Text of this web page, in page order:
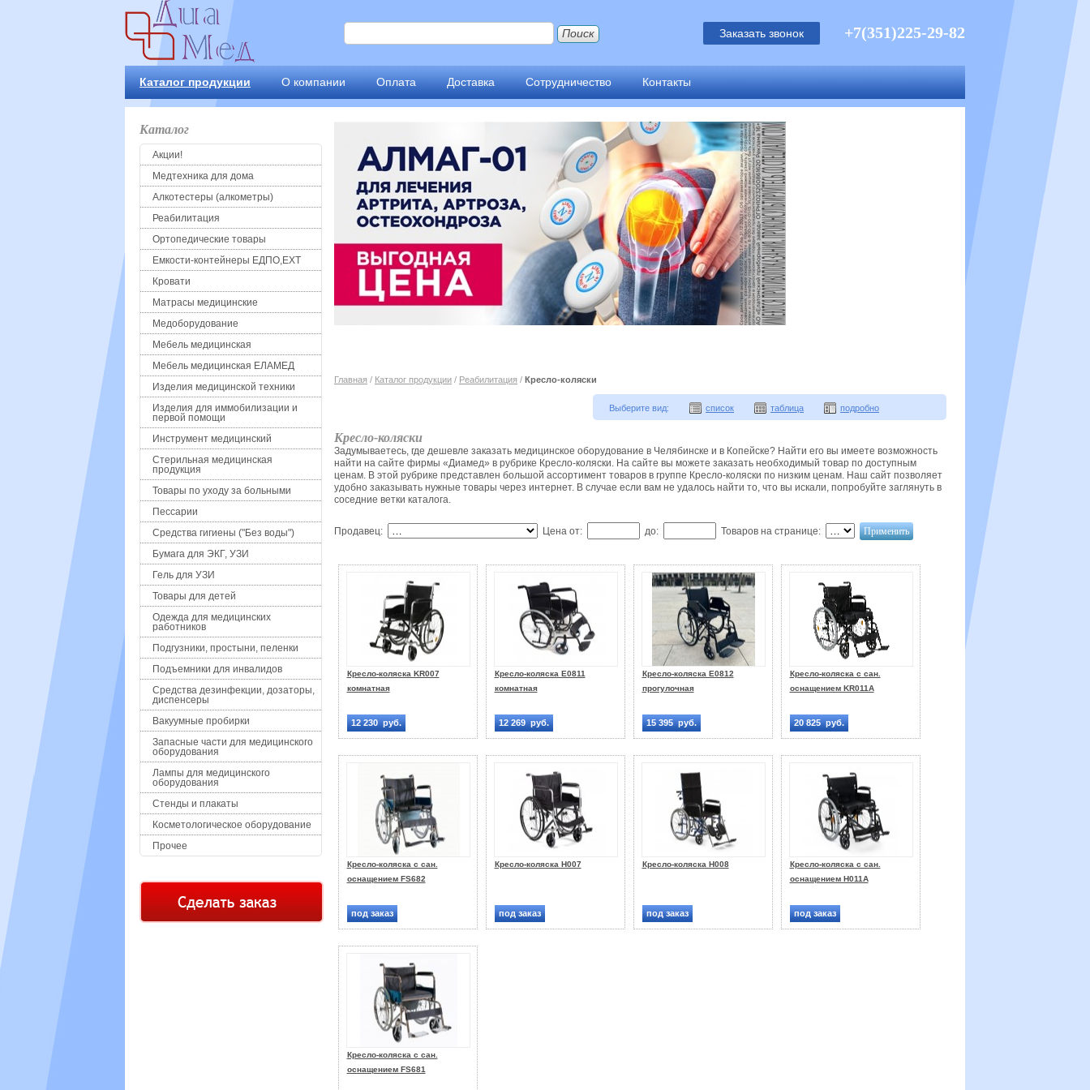
+7(351)225-29-82
Заказать звонок
Каталог продукции О компании Оплата Доставка Сотрудничество Контакты
Каталог
Акции!
Медтехника для дома
Алкотестеры (алкометры)
Реабилитация
Ортопедические товары
Емкости-контейнеры ЕДПО,ЕХТ
Кровати
Матрасы медицинские
Медоборудование
Мебель медицинская
Мебель медицинская ЕЛАМЕД
Изделия медицинской техники
Изделия для иммобилизации и
первой помощи
Инструмент медицинский
Стерильная медицинская
продукция
Товары по уходу за больными
Пессарии
Средства гигиены ("Без воды")
Бумага для ЭКГ, УЗИ
Гель для УЗИ
Товары для детей
Одежда для медицинских
работников
Подгузники, простыни, пеленки
Подъемники для инвалидов
Средства дезинфекции, дозаторы,
диспенсеры
Вакуумные пробирки
Запасные части для медицинского
оборудования
Лампы для медицинского
оборудования
Стенды и плакаты
Косметологическое оборудование
Прочее
Главная / Каталог продукции / Реабилитация / Кресло-коляски
Выберите вид: список таблица подробно
Кресло-коляски
Задумываетесь, где дешевле заказать медицинское оборудование в Челябинске и в Копейске? Найти его вы имеете возможность
найти на сайте фирмы «Диамед» в рубрике Кресло-коляски. На сайте вы можете заказать необходимый товар по доступным
ценам. В этой рубрике представлен большой ассортимент товаров в группе Кресло-коляски по низким ценам. Наш сайт позволяет
удобно заказывать нужные товары через интернет. В случае если вам не удалось найти то, что вы искали, попробуйте заглянуть в
соседние ветки каталога.
Продавец: Цена от: до: Товаров на странице:
Кресло-коляска KR007
комнатная
12 230 руб.
Кресло-коляска Е0811
комнатная
12 269 руб.
Кресло-коляска Е0812
прогулочная
15 395 руб.
Кресло-коляска с сан.
оснащением KR011A
20 825 руб.
Кресло-коляска с сан.
оснащением FS682
под заказ
Кресло-коляска Н007
под заказ
Кресло-коляска Н008
под заказ
Кресло-коляска с сан.
оснащением H011A
под заказ
Кресло-коляска с сан.
оснащением FS681